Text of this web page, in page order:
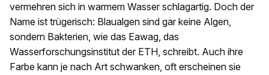
vermehren sich in warmem Wasser schlagartig. Doch der
Name ist trügerisch: Blaualgen sind gar keine Algen,
sondern Bakterien, wie das Eawag, das
Wasserforschungsinstitut der ETH, schreibt. Auch ihre
Farbe kann je nach Art schwanken, oft erscheinen sie